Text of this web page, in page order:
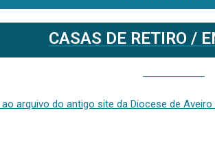
CASAS DE RETIRO /
arquivo do antigo site da Diocese de